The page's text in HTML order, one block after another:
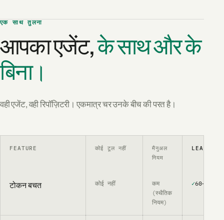
एक साथ तुलना
आपका एजेंट,के साथ और के
बिना।
वही एजेंट, वही रिपॉज़िटरी। एकमात्र चर उनके बीच की परत है।
FEATURE कोई टूल नहीं
मैनुअल
नियम
LEANCTX
टोकन बचत कोई नहीं
कम
(स्थैतिक
नियम)
✓60–95%